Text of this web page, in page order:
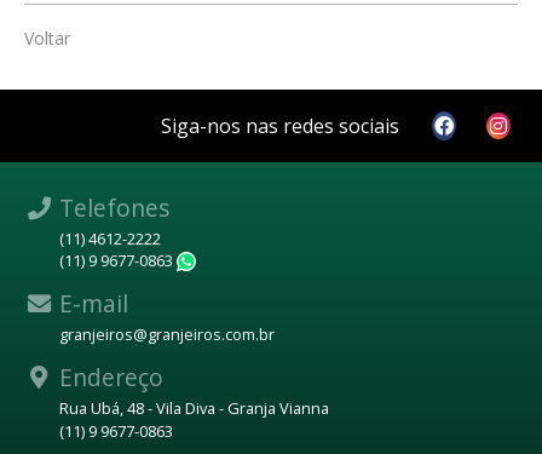
Voltar
Siga-nos nas redes sociais
Telefones
(11) 4612-2222
(11) 9 9677-0863
E-mail
granjeiros@granjeiros.com.br
Endereço
Rua Ubá, 48 - Vila Diva - Granja Vianna
(11) 9 9677-0863